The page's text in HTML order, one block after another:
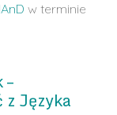
w terminie
z Języka